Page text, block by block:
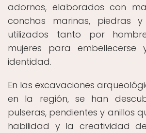
adornos, elaborados con
conchas marinas, piedras y
utilizados tanto por
mujeres para embellecerse
identidad.
En las excavaciones
en la región, se han
pulseras, pendientes y anillos
habilidad y la creatividad